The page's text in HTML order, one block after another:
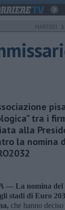
MARTEDÌ
tra i
alla
la nomina
— La nomina
stadi di Euro
che hanno